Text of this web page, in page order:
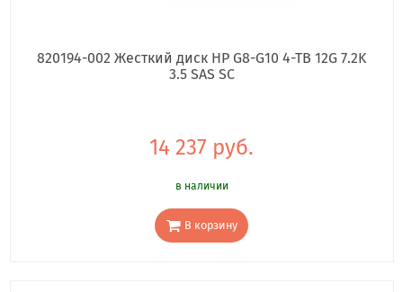
820194-002 Жесткий диск HP G8-G10 4-TB 12G 7.2K
3.5 SAS SC
14 237 руб.
в наличии
В корзину